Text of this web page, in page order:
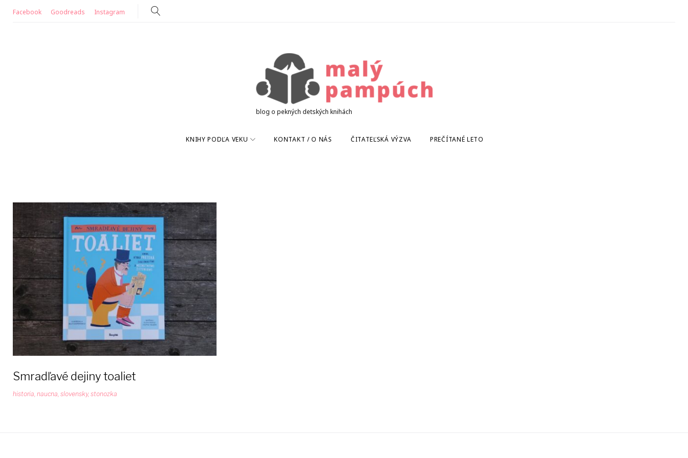
Facebook Goodreads Instagram
blog o pekných detských knihách
KNIHY PODĽA VEKU KONTAKT / O NÁS ČITATEĽSKÁ VÝZVA PREČÍTANÉ LETO
Deň:
27.
februára
2025
Smradľavé dejiny toaliet
historia naucna slovensky, stonozka